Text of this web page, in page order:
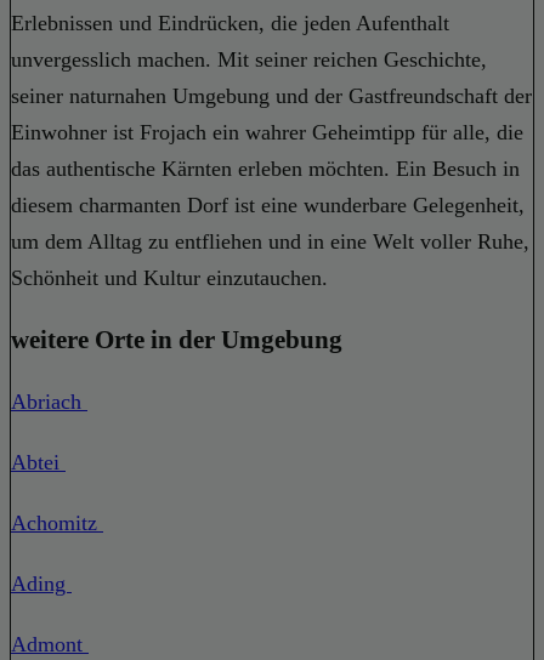
Erlebnissen und Eindrücken, die jeden Aufenthalt
unvergesslich machen. Mit seiner reichen Geschichte,
seiner naturnahen Umgebung und der Gastfreundschaft der
Einwohner ist Frojach ein wahrer Geheimtipp für alle, die
das authentische Kärnten erleben möchten. Ein Besuch in
diesem charmanten Dorf ist eine wunderbare Gelegenheit,
um dem Alltag zu entfliehen und in eine Welt voller Ruhe,
Schönheit und Kultur einzutauchen.
weitere Orte in der Umgebung
Abriach
Abtei
Achomitz
Ading
Admont